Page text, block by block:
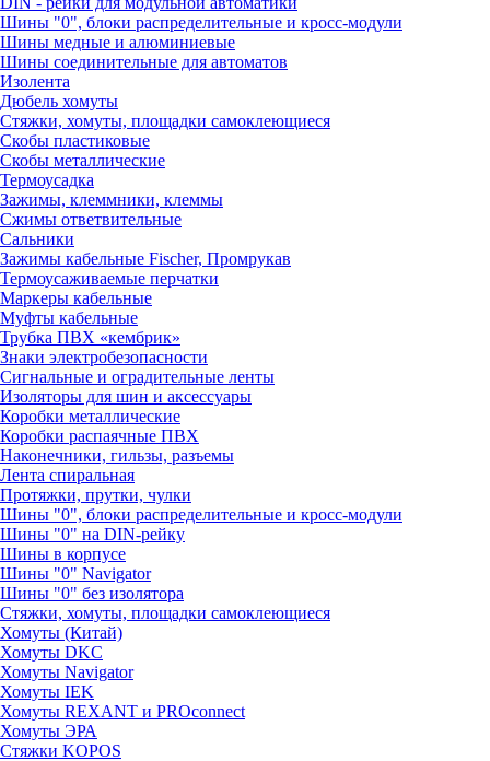
Шины "0", блоки распределительные и кросс-модули
Шины медные и алюминиевые
Шины соединительные для автоматов
Изолента
Дюбель хомуты
Стяжки, хомуты, площадки самоклеющиеся
Скобы пластиковые
Скобы металлические
Термоусадка
Зажимы, клеммники, клеммы
Сжимы ответвительные
Сальники
Зажимы кабельные Fischer, Промрукав
Термоусаживаемые перчатки
Маркеры кабельные
Муфты кабельные
Трубка ПВХ «кембрик»
Знаки электробезопасности
Сигнальные и оградительные ленты
Изоляторы для шин и аксессуары
Коробки металлические
Коробки распаячные ПВХ
Наконечники, гильзы, разъемы
Лента спиральная
Протяжки, прутки, чулки
Шины "0", блоки распределительные и кросс-модули
Шины "0" на DIN-рейку
Шины в корпусе
Шины "0" Navigator
Шины "0" без изолятора
Стяжки, хомуты, площадки самоклеющиеся
Хомуты (Китай)
Хомуты DKC
Хомуты Navigator
Хомуты IEK
Хомуты REXANT и PROconnect
Хомуты ЭРА
Стяжки KOPOS